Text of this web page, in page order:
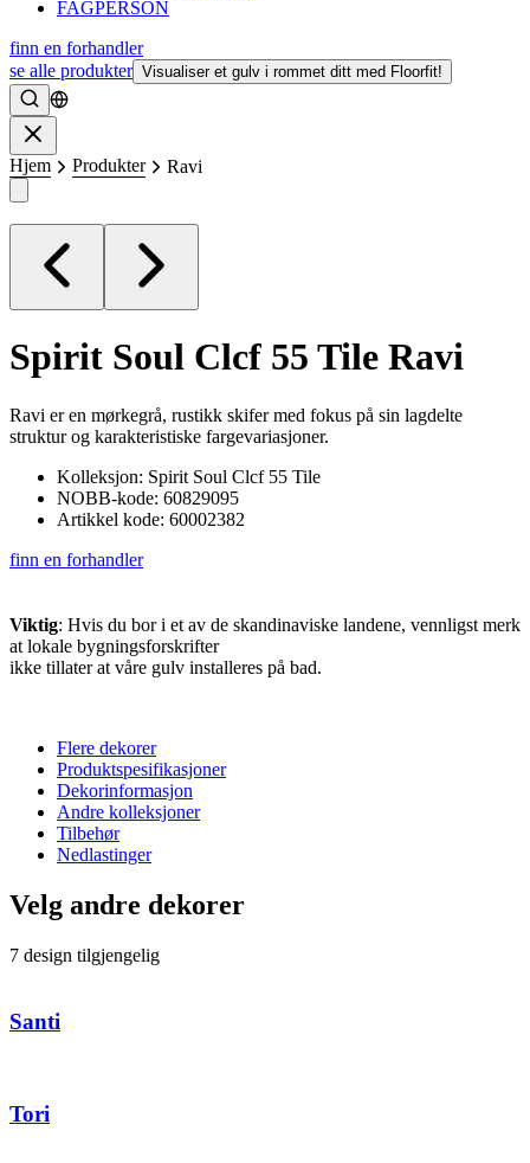
FAGPERSON
finn en forhandler
se alle produkter Visualiser et gulv i rommet ditt med Floorfit!
Søke
Hjem Produkter Ravi
Spirit Soul Clcf 55 Tile Ravi
Ravi er en mørkegrå, rustikk skifer med fokus på sin lagdelte
struktur og karakteristiske fargevariasjoner.
Kolleksjon: Spirit Soul Clcf 55 Tile
NOBB-kode: 60829095
Artikkel kode: 60002382
finn en forhandler
Viktig: Hvis du bor i et av de skandinaviske landene, vennligst merk
at lokale bygningsforskrifter
ikke tillater at våre gulv installeres på bad.
Flere dekorer
Produktspesifikasjoner
Dekorinformasjon
Andre kolleksjoner
Tilbehør
Nedlastinger
Velg andre dekorer
7 design tilgjengelig
Santi
Tori